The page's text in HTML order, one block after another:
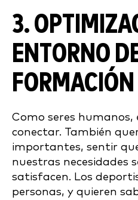
3.
ENTORNO
FORMACIÓN
Como seres
conectar. También
importantes, sentir
nuestras necesidades
satisfacen. Los
personas, y quieren